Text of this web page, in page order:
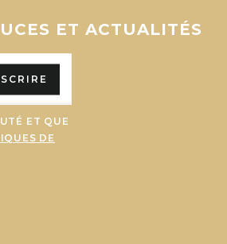
ET ACTUALITÉS
ET QUE
DE